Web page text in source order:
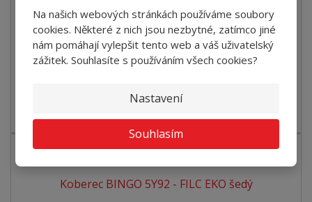
Na našich webových stránkách používáme soubory
cookies. Některé z nich jsou nezbytné, zatímco jiné
nám pomáhají vylepšit tento web a váš uživatelský
zážitek. Souhlasíte s používáním všech cookies?
Nastavení
Souhlasím
Koupit
SKLADEM
Jednobarevný bytový koberec vhodný pro většinu bytových
Koberec BINGO 5Y92 - FILC EKO šedý